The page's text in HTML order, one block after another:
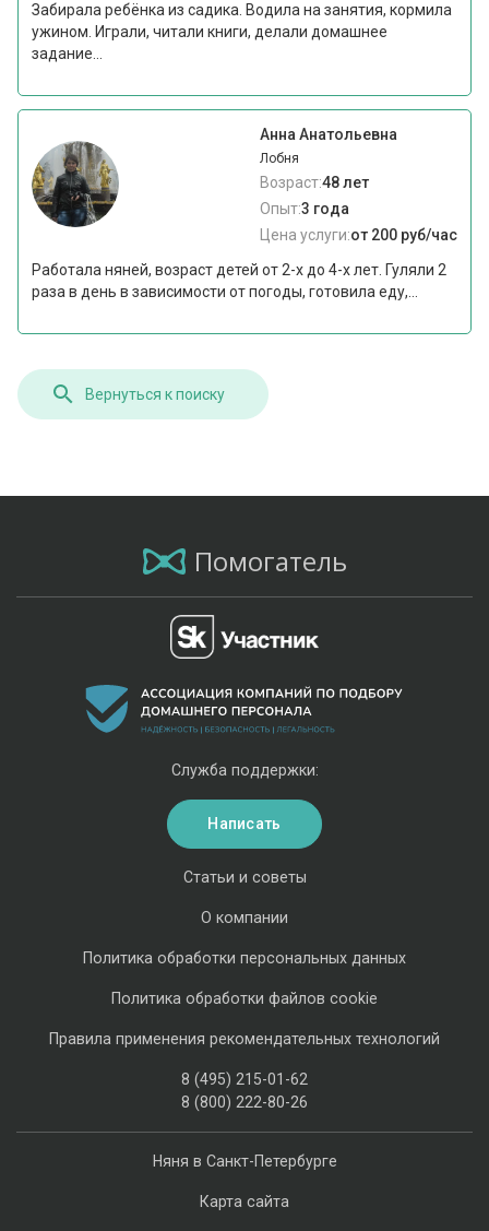
Забирала ребёнка из садика. Водила на занятия, кормила
ужином. Играли, читали книги, делали домашнее
задание...
Анна Анатольевна
Лобня
Возраст:48 лет
Опыт:3 года
Цена услуги:от 200 руб/час
Работала няней, возраст детей от 2-х до 4-х лет. Гуляли 2
раза в день в зависимости от погоды, готовила еду,...
Вернуться к поиску
Помогатель
Няня в Санкт-Петербурге
Карта сайта
Статьи и советы
О компании
Политика обработки персональных данных
Политика обработки файлов cookie
Правила применения рекомендательных технологий
8 (495) 215-01-62
8 (800) 222-80-26
Служба поддержки:
Написать